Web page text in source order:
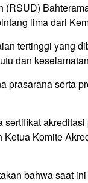
lima dari
tertinggi yang
dan
prasarana serta
Komite
bahwa saat